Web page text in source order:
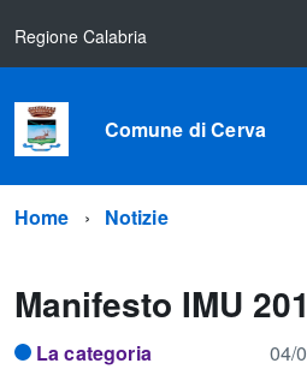
Regione Calabria
Comune di Cerva
Home Notizie
Manifesto IMU
La categoria 04/